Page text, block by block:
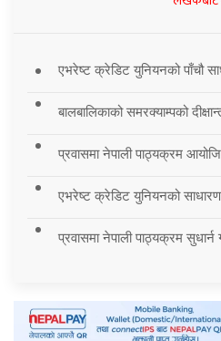
एभरेष्ट क्रेडिट युनियनको पाँचौ
बालबालिकाको समरक्याम्पको
प्रवासमा नेपाली पाठ्यक्रम
एभरेष्ट क्रेडिट युनियनको
प्रवासमा नेपाली पाठ्यक्रम सुधार्न